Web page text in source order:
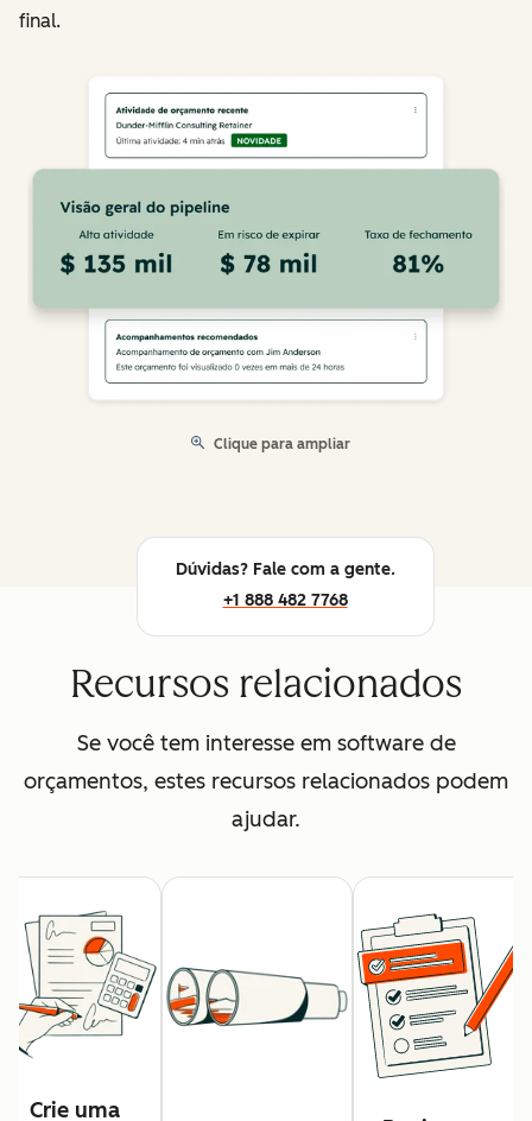
final.
Clique para ampliar
Dúvidas? Fale com a gente.
+1 888 482 7768
Recursos relacionados
Se você tem interesse em software de
orçamentos, estes recursos relacionados podem
ajudar.
Crie uma